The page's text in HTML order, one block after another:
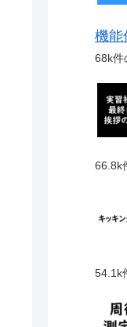
機能
68k件
66.8k
54.1k